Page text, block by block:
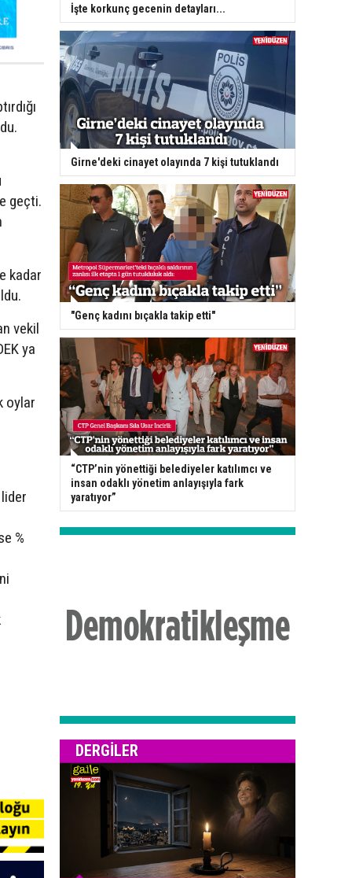
geçti.
kadar
vekil
ya
oylar
lider
%
İşte korkunç gecenin detayları...
Girne'deki cinayet olayında 7 kişi tutuklandı
"Genç kadını bıçakla takip etti"
“CTP’nin yönettiği belediyeler katılımcı ve
insan odaklı yönetim anlayışıyla fark
yaratıyor”
DERGILER